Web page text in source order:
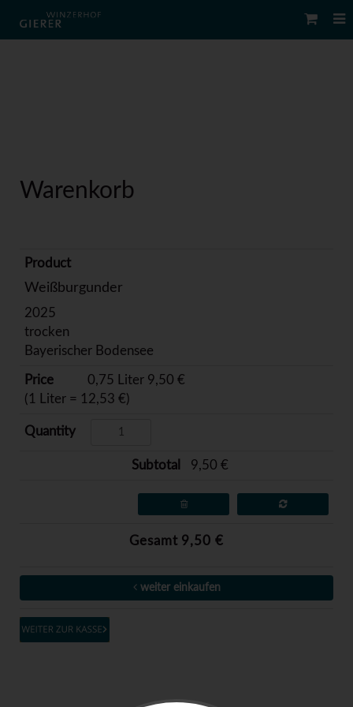
Warenkorb
Weißburgunder
2025
trocken
Bayerischer Bodensee
0,75 Liter 9,50 €
(1 Liter = 12,53 €)
9,50 €
Gesamt 9,50 €
weiter einkaufen